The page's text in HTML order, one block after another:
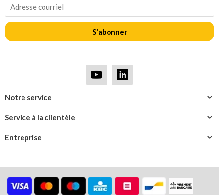
Entreprise
Service à la clientèle
Notre service
S'abonner